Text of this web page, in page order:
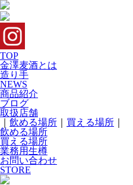
TOP
金澤麦酒とは
造り手
NEWS
商品紹介
ブログ
取扱店舗
飲める場所 買える場所
飲める場所
買える場所
業務用生樽
お問い合わせ
STORE